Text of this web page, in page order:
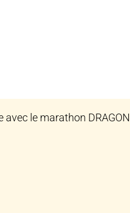
le marathon DRAGON